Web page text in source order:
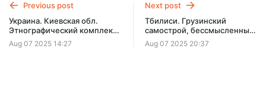
SUBSCRIBE
Previous post
Украина. Киевская обл.
Этнографический комплекс
"Украинское село"
Aug 07 2025 14:27
Next post
Тбилиси. Грузинский
самострой, бессмысленный
и беспощадный
Aug 07 2025 20:37